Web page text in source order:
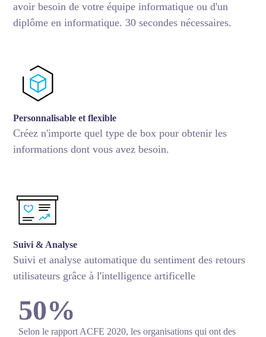
avoir besoin de votre équipe informatique ou d'un
diplôme en informatique. 30 secondes nécessaires.
Personnalisable et flexible
Créez n'importe quel type de box pour obtenir les
informations dont vous avez besoin.
Suivi & Analyse
Suivi et analyse automatique du sentiment des retours
utilisateurs grâce à l'intelligence artificelle
50%
Selon le rapport ACFE 2020, les organisations qui ont des